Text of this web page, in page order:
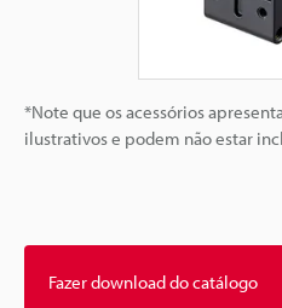
*Note que os acessórios
ilustrativos e podem não estar
Fazer download do catálogo